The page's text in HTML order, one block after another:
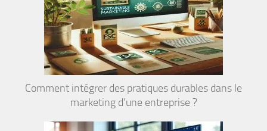
Comment intégrer des pratiques durables dans le
marketing d’une entreprise ?